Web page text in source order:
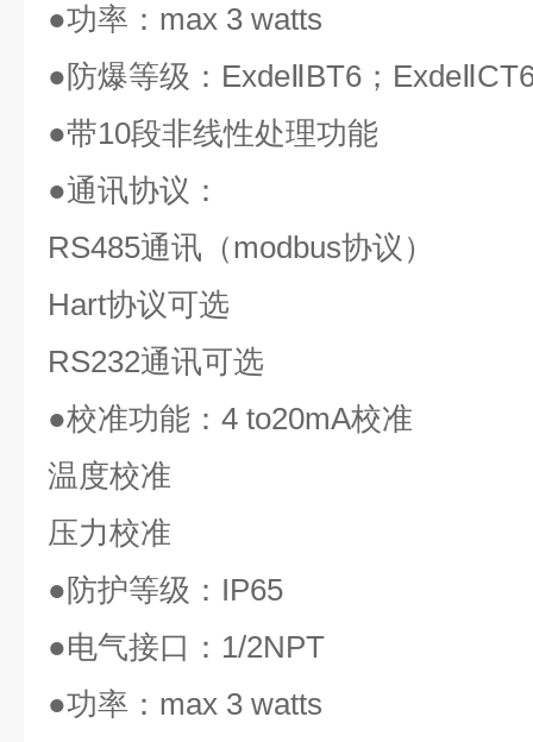
●功率： max 3 watts
●防爆等级： ExdeⅡBT6 ；
●带10段非线性处理功能
●通讯协议：
RS485通讯（modbus协议）
Hart协议可选
RS232通讯可选
●校准功能： 4 to20mA校准
温度校准
压力校准
●防护等级： IP65
●电气接口： 1/2NPT
●功率： max 3 watts